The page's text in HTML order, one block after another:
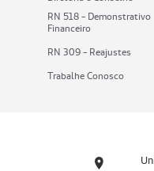
RN 518 - Demonstrativo
Financeiro
RN 309 - Reajustes
Trabalhe Conosco